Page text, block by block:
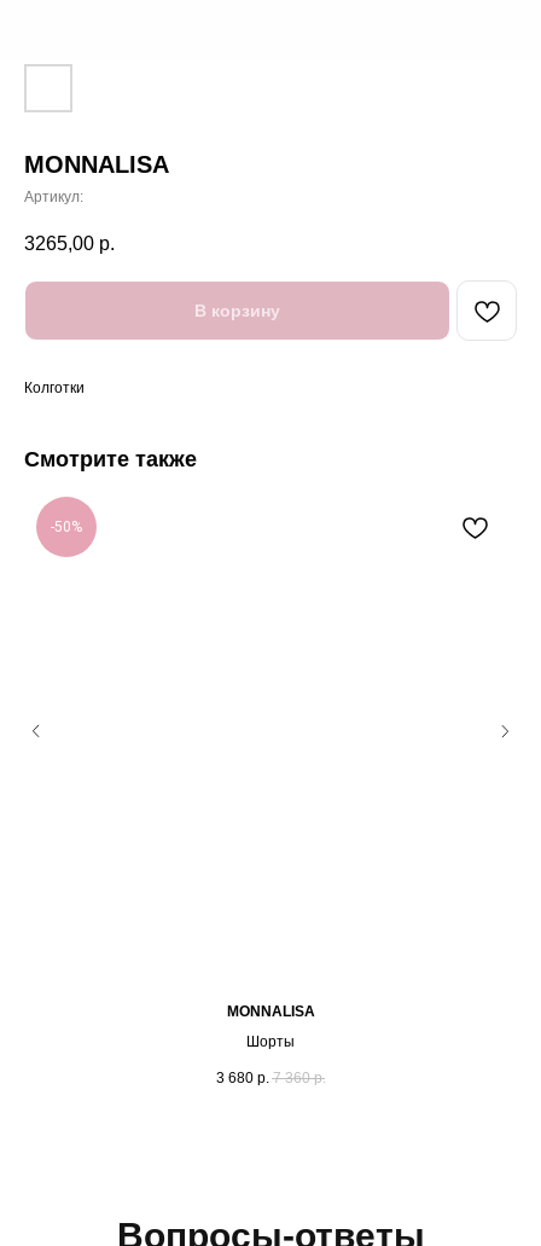
MONNALISA
Артикул:
3265,00 р.
В корзину
Колготки
Смотрите также
-50%
MONNALISA
Шорты
3 680 р. 7 360 р.
Вопросы-ответы